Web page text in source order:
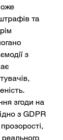
та
з
згоди на
з GDPR